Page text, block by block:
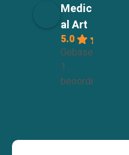
Medic
al Art
5.0
Gebaseerd op
1
beoordelingen